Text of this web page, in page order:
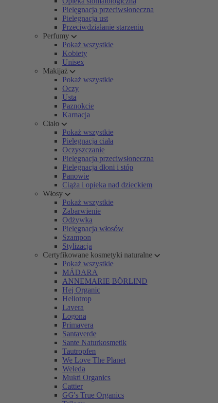
Pielęgnacja przeciwsłoneczna
Pielęgnacja ust
Przeciwdziałanie starzeniu
Perfumy
Pokaż wszystkie
Kobiety
Unisex
Makijaż
Pokaż wszystkie
Oczy
Usta
Paznokcie
Karnacja
Ciało
Pokaż wszystkie
Pielęgnacja ciała
Oczyszczanie
Pielęgnacja przeciwsłoneczna
Pielęgnacja dłoni i stóp
Panowie
Ciąża i opieka nad dzieckiem
Włosy
Pokaż wszystkie
Zabarwienie
Odżywka
Pielęgnacja włosów
Szampon
Stylizacja
Certyfikowane kosmetyki naturalne
Pokaż wszystkie
MÁDARA
ANNEMARIE BÖRLIND
Hej Organic
Heliotrop
Lavera
Logona
Primavera
Santaverde
Sante Naturkosmetik
Tautropfen
We Love The Planet
Weleda
Mukti Organics
Cattier
GG's True Organics